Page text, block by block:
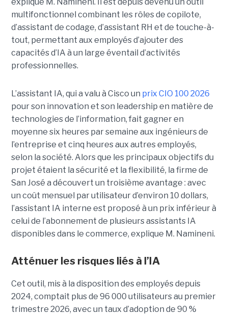
explique M. Namineni. Il est depuis devenu un outil
multifonctionnel combinant les rôles de copilote,
d’assistant de codage, d’assistant RH et de touche-à-
tout, permettant aux employés d’ajouter des
capacités d’IA à un large éventail d’activités
professionnelles.
L’assistant IA, qui a valu à Cisco un prix CIO 100 2026
pour son innovation et son leadership en matière de
technologies de l’information, fait gagner en
moyenne six heures par semaine aux ingénieurs de
l’entreprise et cinq heures aux autres employés,
selon la société. Alors que les principaux objectifs du
projet étaient la sécurité et la flexibilité, la firme de
San José a découvert un troisième avantage : avec
un coût mensuel par utilisateur d’environ 10 dollars,
l’assistant IA interne est proposé à un prix inférieur à
celui de l’abonnement de plusieurs assistants IA
disponibles dans le commerce, explique M. Namineni.
Atténuer les risques liés à l’IA
Cet outil, mis à la disposition des employés depuis
2024, comptait plus de 96 000 utilisateurs au premier
trimestre 2026, avec un taux d’adoption de 90 %